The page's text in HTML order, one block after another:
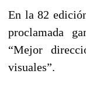
En la 82
proclamada
“Mejor
visuales”.